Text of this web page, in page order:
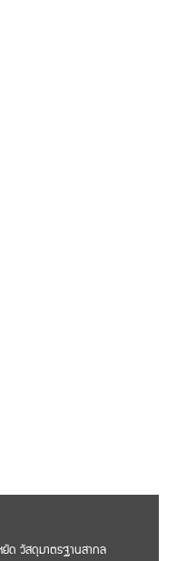
ด วัสดุมาตรฐานสากล